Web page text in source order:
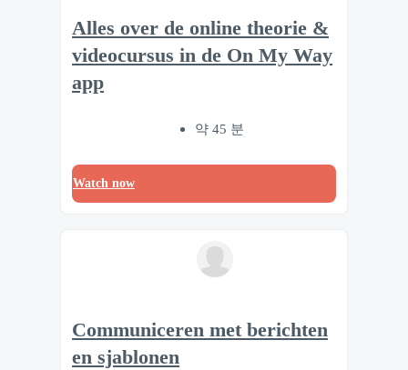
Alles over de online theorie &
videocursus in de On My Way
app
약 45 분
Watch now
Communiceren met berichten
en sjablonen